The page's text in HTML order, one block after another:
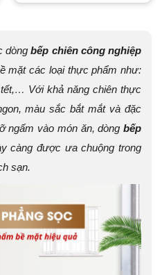
dòngbếp chiên công nghiệp
mặt các loại thực phẩm như:
Với khả năng chiên thực
màu sắc bắt mắt và đặc
ngấm vào món ăn, dòng bếp
càng được ưa chuộng trong
sạn.